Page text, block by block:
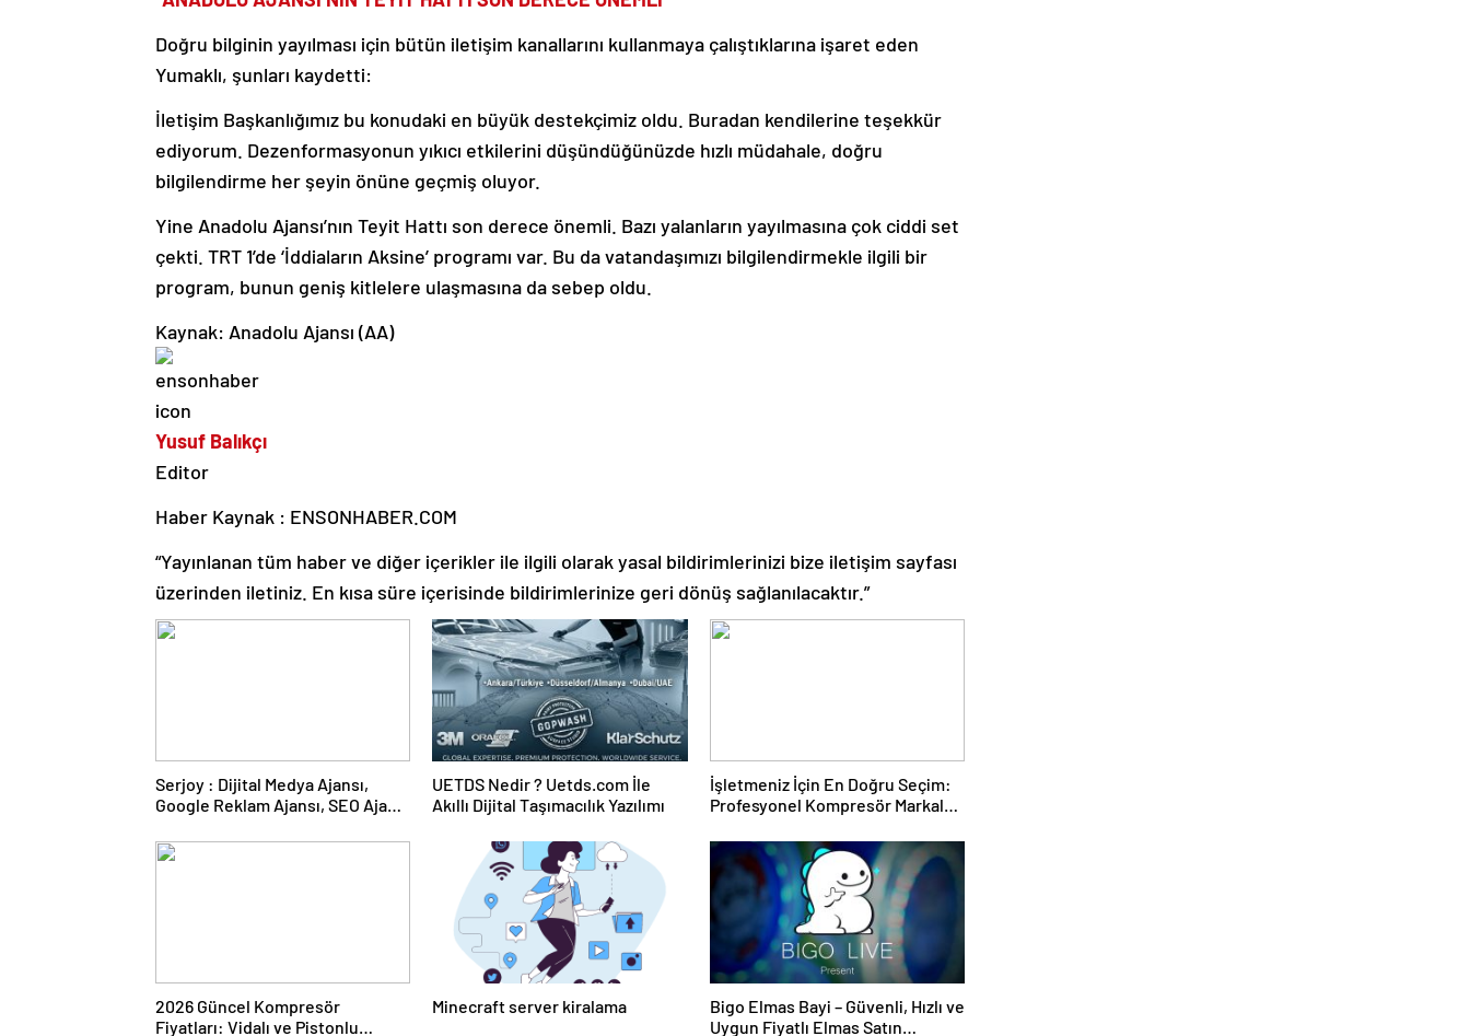
Doğru bilginin yayılması için bütün iletişim kanallarını kullanmaya çalıştıklarına işaret eden
Yumaklı, şunları kaydetti:
İletişim Başkanlığımız bu konudaki en büyük destekçimiz oldu. Buradan kendilerine teşekkür
ediyorum. Dezenformasyonun yıkıcı etkilerini düşündüğünüzde hızlı müdahale, doğru
bilgilendirme her şeyin önüne geçmiş oluyor.
Yine Anadolu Ajansı’nın Teyit Hattı son derece önemli. Bazı yalanların yayılmasına çok ciddi set
çekti. TRT 1’de ‘İddiaların Aksine’ programı var. Bu da vatandaşımızı bilgilendirmekle ilgili bir
program, bunun geniş kitlelere ulaşmasına da sebep oldu.
Kaynak: Anadolu Ajansı (AA)
Yusuf Balıkçı
Editor
Haber Kaynak : ENSONHABER.COM
“Yayınlanan tüm haber ve diğer içerikler ile ilgili olarak yasal bildirimlerinizi bize iletişim sayfası
üzerinden iletiniz. En kısa süre içerisinde bildirimlerinize geri dönüş sağlanılacaktır.”
Serjoy : Dijital Medya Ajansı,
Google Reklam Ajansı, SEO Ajansı
UETDS Nedir ? Uetds.com İle
Akıllı Dijital Taşımacılık Yazılımı
İşletmeniz İçin En Doğru Seçim:
Profesyonel Kompresör Markaları
2026 Güncel Kompresör
Fiyatları: Vidalı ve Pistonlu
Minecraft server kiralama
Bigo Elmas Bayi – Güvenli, Hızlı ve
Uygun Fiyatlı Elmas Satın